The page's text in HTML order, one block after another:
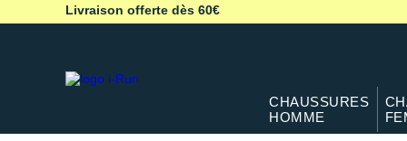
Livraison offerte dès 60€
CHAUSSURES
HOMME